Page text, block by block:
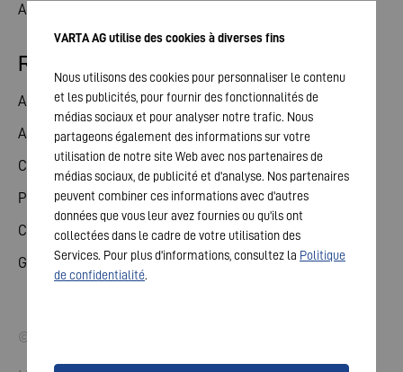
Actualités
Relations avec les investisseurs
Action
Assemblée générale
Calendrier financier
Publications
Contact investisseurs
Gouvernement d'entreprise
© 2026 VARTA AG. Tous droits réservés.
VARTA AG utilise des cookies à diverses fins
Nous utilisons des cookies pour personnaliser le contenu
et les publicités, pour fournir des fonctionnalités de
médias sociaux et pour analyser notre trafic. Nous
partageons également des informations sur votre
utilisation de notre site Web avec nos partenaires de
médias sociaux, de publicité et d'analyse. Nos partenaires
peuvent combiner ces informations avec d'autres
données que vous leur avez fournies ou qu'ils ont
collectées dans le cadre de votre utilisation des
Services. Pour plus d'informations, consultez la Politique
de confidentialité.